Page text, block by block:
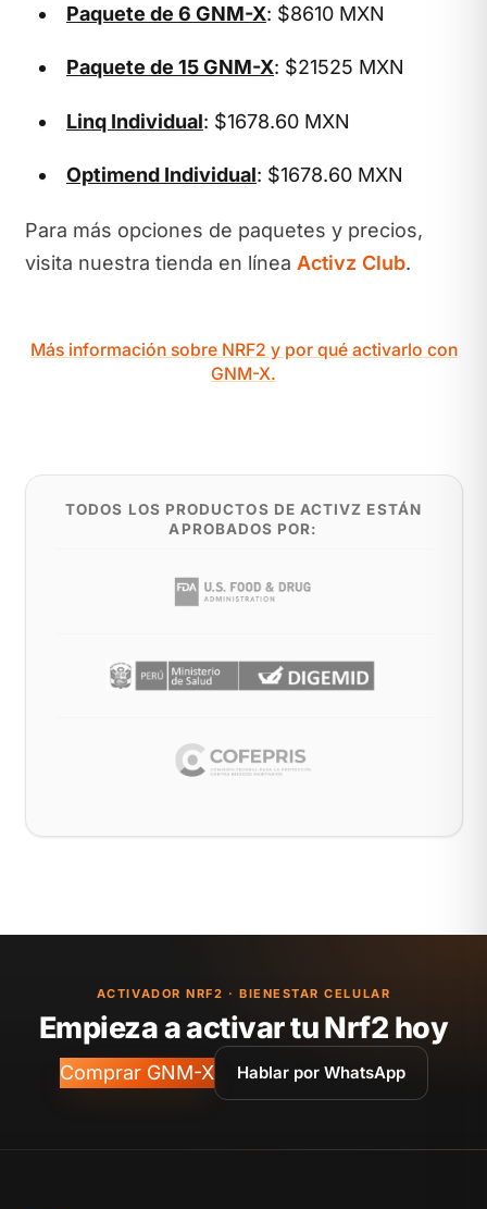
Paquete de 6 GNM-X: $8610 MXN
Paquete de 15 GNM-X: $21525 MXN
Linq Individual: $1678.60 MXN
Optimend Individual: $1678.60 MXN
Para más opciones de paquetes y precios,
visita nuestra tienda en línea Activz Club.
Más información sobre NRF2 y por qué activarlo con
GNM-X.
TODOS LOS PRODUCTOS DE ACTIVZ ESTÁN
APROBADOS POR:
ACTIVADOR NRF2 · BIENESTAR CELULAR
Empieza a activar tu Nrf2 hoy
Comprar GNM-X Hablar por WhatsApp